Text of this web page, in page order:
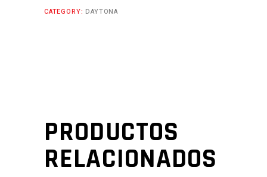
CATEGORY: DAYTONA
PRODUCTOS
RELACIONADOS